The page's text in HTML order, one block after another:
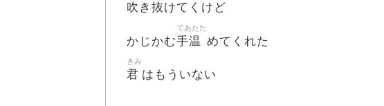
吹 き 抜けてくけど
かじかむ手温
てあたた
めてくれた
君
きみ
はもういない